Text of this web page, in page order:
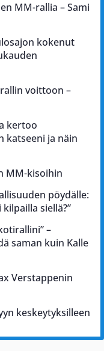
MM-rallia – Sami
kokenut
voittoon –
kertoo
katseeni ja näin
MM-kisoihin
pöydälle:
siellä?”
–
saman kuin Kalle
Verstappenin
keskeytyksilleen